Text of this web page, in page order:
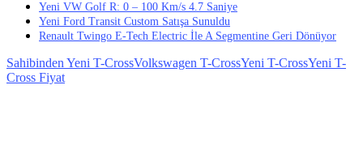
Yeni VW Golf R: 0 – 100 Km/s 4.7 Saniye
Yeni Ford Transit Custom Satışa Sunuldu
Renault Twingo E-Tech Electric İle A Segmentine Geri Dönüyor
Sahibinden Yeni T-CrossVolkswagen T-CrossYeni T-CrossYeni T-
Cross Fiyat